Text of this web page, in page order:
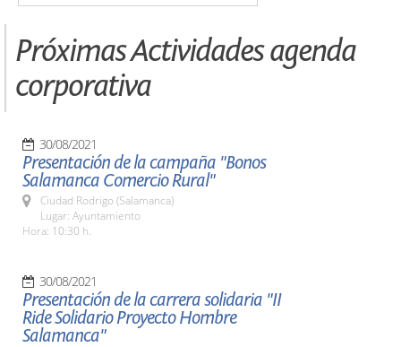
Próximas Actividades agenda
corporativa
30/08/2021
Presentación de la campaña "Bonos
Salamanca Comercio Rural"
Ciudad Rodrigo (Salamanca)
Lugar: Ayuntamiento
Hora: 10:30 h.
30/08/2021
Presentación de la carrera solidaria "II
Ride Solidario Proyecto Hombre
Salamanca"